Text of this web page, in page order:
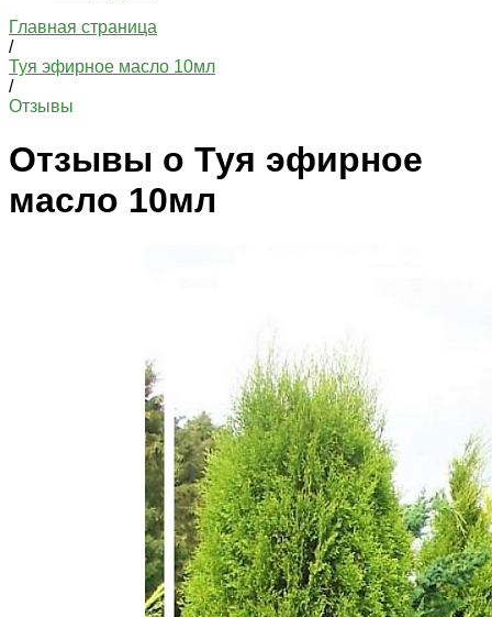
Главная страница
/
Туя эфирное масло 10мл
/
Отзывы
Отзывы о Туя эфирное
масло 10мл